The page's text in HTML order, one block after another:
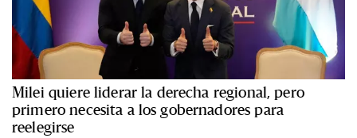
Milei quiere liderar la derecha regional, pero
primero necesita a los gobernadores para
reelegirse